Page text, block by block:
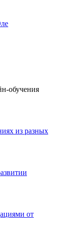
обучения
из разных
от